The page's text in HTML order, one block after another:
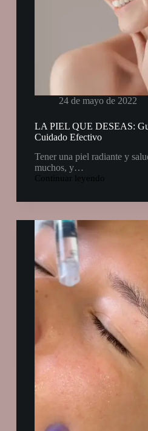
24 de mayo de 2022
LA PIEL QUE DESEAS:
Cuidado Efectivo
Tener una piel radiante y
muchos, y…
Continuar leyendo